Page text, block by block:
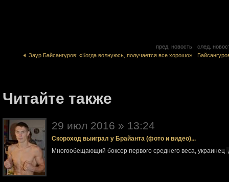
пред. новость
Заур Байсангуров: «Когда волнуюсь, получается все хорошо»
след.
Читайте также
29 июл 2016 » 13:24
Скороход выиграл у Брайанта (фото и видео)...
Многообещающий боксер первого среднего веса, украинец